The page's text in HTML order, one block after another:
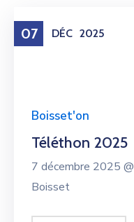
07 DÉC 2025
Boisset'on
Téléthon 2025
7 décembre 2025 @
Boisset